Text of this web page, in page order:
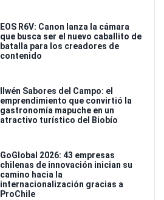
EOS R6V: Canon lanza la cámara
que busca ser el nuevo caballito de
batalla para los creadores de
contenido
Ilwén Sabores del Campo: el
emprendimiento que convirtió la
gastronomía mapuche en un
atractivo turístico del Biobío
GoGlobal 2026: 43 empresas
chilenas de innovación inician su
camino hacia la
internacionalización gracias a
ProChile